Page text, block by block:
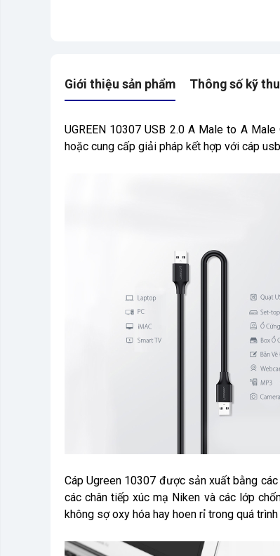
Giới thiệu sản phẩm Thông số kỹ
UGREEN 10307 USB 2.0 A Male to A
hoặc cung cấp giải pháp kết hợp với cáp
Cáp Ugreen 10307 được sản xuất bằng
các chân tiếp xúc mạ Niken và các lớp
không sợ oxy hóa hay hoen rỉ trong quá